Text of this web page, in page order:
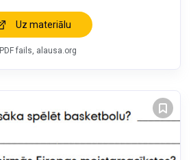
Uz materiālu
PDF fails, alausa.org